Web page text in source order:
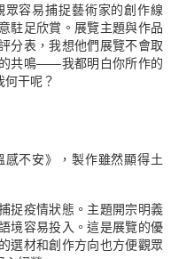
容易捕捉藝術家的創作線
駐足欣賞。展覽主題與作品
分表，我想他們展覽不會取
共鳴——我都明白你所作的
干呢？
不安》，製作雖然顯得土
捉疫情狀態。主題開宗明義
境容易投入。這是展覽的優
選材和創作方向也方便觀眾